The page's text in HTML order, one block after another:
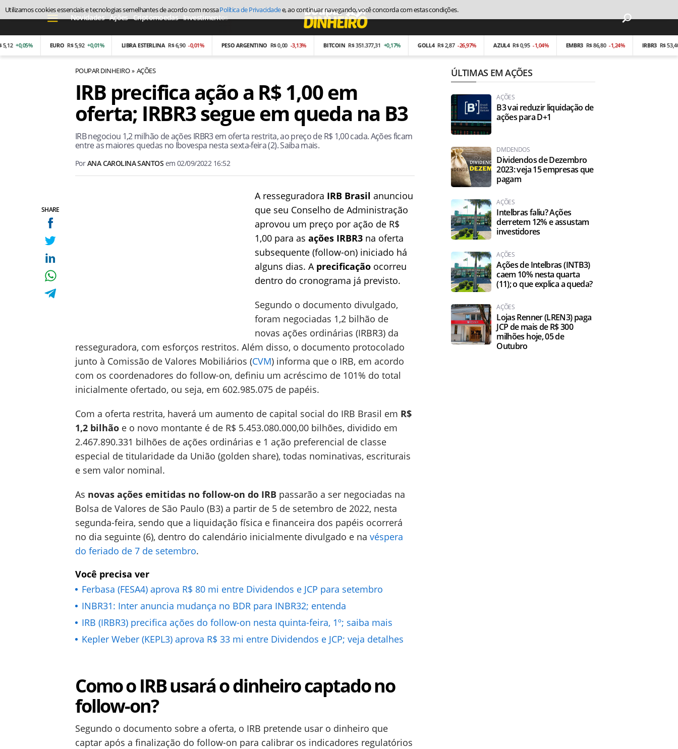
Novidades Ações Criptomoedas Investimentos Economia
+0,05% R$ 5,92 +0,01% LIBRA ESTERLINA R$ 6,90 -0,01% PESO ARGENTINO R$ 0,00 -3,13% BITCOIN R$ 351.377,31 +0,17% GOLL4 R$ 2,87 -26,97% AZUL4 R$ 0,95 -1,04% EMBR3 R$ 86,80 -1,24% R$ 53,40 -
POUPAR DINHEIRO AÇÕES
SHARE
IRB precifica ação a R$ 1,00 em
oferta; IRBR3 segue em queda na B3
IRB negociou 1,2 milhão de ações IRBR3 em oferta restrita, ao preço de R$ 1,00 cada. Ações ficam
entre as maiores quedas no Ibovespa nesta sexta-feira (2). Saiba mais.
PorANA CAROLINA SANTOS em 02/09/2022 16:52
A resseguradora IRB Brasil anunciou
que seu Conselho de Administração
aprovou um preço por ação de R$
1,00 para as ações IRBR3 na oferta
subsequente (follow-on) iniciado há
alguns dias. A precificação ocorreu
dentro do cronograma já previsto.
Segundo o documento divulgado,
foram negociadas 1,2 bilhão de
novas ações ordinárias (IRBR3) da
resseguradora, com esforços restritos. Além disso, o documento protocolado
junto à Comissão de Valores Mobiliários (CVM) informa que o IRB, em acordo
com os coordenadores do follow-on, definiu um acréscimo de 101% do total
inicialmente ofertado, ou seja, em 602.985.075 de papéis.
Com a oferta restrita, haverá um aumento de capital social do IRB Brasil em R$
1,2 bilhão e o novo montante é de R$ 5.453.080.000,00 bilhões, dividido em
2.467.890.331 bilhões de ações ordinárias e 1 ação preferencial de classe
especial de titularidade da União (golden share), todas nominativas, escriturais
e sem valor nominal.
As novas ações emitidas no follow-on do IRB passarão a ser negociadas na
Bolsa de Valores de São Paulo (B3) a partir de 5 de setembro de 2022, nesta
segunda-feira, sendo que a liquidação física e financeira dos papéis ocorrerá
no dia seguinte (6), dentro do calendário inicialmente divulgado e na véspera
do feriado de 7 de setembro.
Você precisa ver
Ferbasa (FESA4) aprova R$ 80 mi entre Dividendos e JCP para setembro
INBR31: Inter anuncia mudança no BDR para INBR32; entenda
IRB (IRBR3) precifica ações do follow-on nesta quinta-feira, 1º; saiba mais
Kepler Weber (KEPL3) aprova R$ 33 mi entre Dividendos e JCP; veja detalhes
Como o IRB usará o dinheiro captado no
follow-on?
Segundo o documento sobre a oferta, o IRB pretende usar o dinheiro que
captar após a finalização do follow-on para calibrar os indicadores regulatórios
ÚLTIMAS EM AÇÕES
AÇÕES
B3 vai reduzir liquidação de
ações para D+1
DIVIDENDOS
Dividendos de Dezembro
2023: veja 15 empresas que
pagam
AÇÕES
Intelbras faliu? Ações
derretem 12% e assustam
investidores
AÇÕES
Ações de Intelbras (INTB3)
caem 10% nesta quarta
(11); o que explica a queda?
AÇÕES
Lojas Renner (LREN3) paga
JCP de mais de R$ 300
milhões hoje, 05 de
Outubro
Utilizamos cookies essenciais e tecnologias semelhantes de acordo com nossaPolítica de Privacidadee, ao continuar navegando, você concorda com estas condições.